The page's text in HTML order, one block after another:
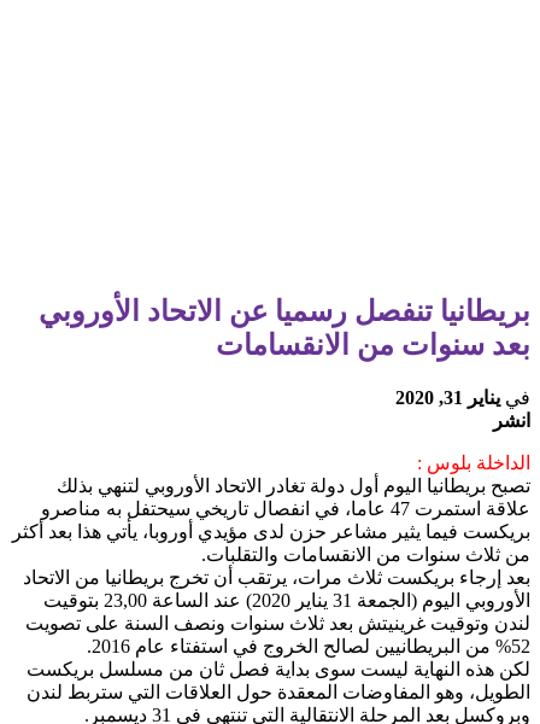
بريطانيا تنفصل رسميا عن الاتحاد الأوروبي
بعد سنوات من الانقسامات
في يناير 31, 2020
انشر
الداخلة بلوس :
تصبح بريطانيا اليوم أول دولة تغادر الاتحاد الأوروبي لتنهي بذلك
علاقة استمرت 47 عاما، في انفصال تاريخي سيحتفل به مناصرو
بريكست فيما يثير مشاعر حزن لدى مؤيدي أوروبا، يأتي هذا بعد أكثر
من ثلاث سنوات من الانقسامات والتقلبات.
بعد إرجاء بريكست ثلاث مرات، يرتقب أن تخرج بريطانيا من الاتحاد
الأوروبي اليوم (الجمعة 31 يناير 2020) عند الساعة 23,00 بتوقيت
لندن وتوقيت غرينيتش بعد ثلاث سنوات ونصف السنة على تصويت
52% من البريطانيين لصالح الخروج في استفتاء عام 2016.
لكن هذه النهاية ليست سوى بداية فصل ثان من مسلسل بريكست
الطويل، وهو المفاوضات المعقدة حول العلاقات التي ستربط لندن
وبروكسل بعد المرحلة الانتقالية التي تنتهي في 31 ديسمبر.